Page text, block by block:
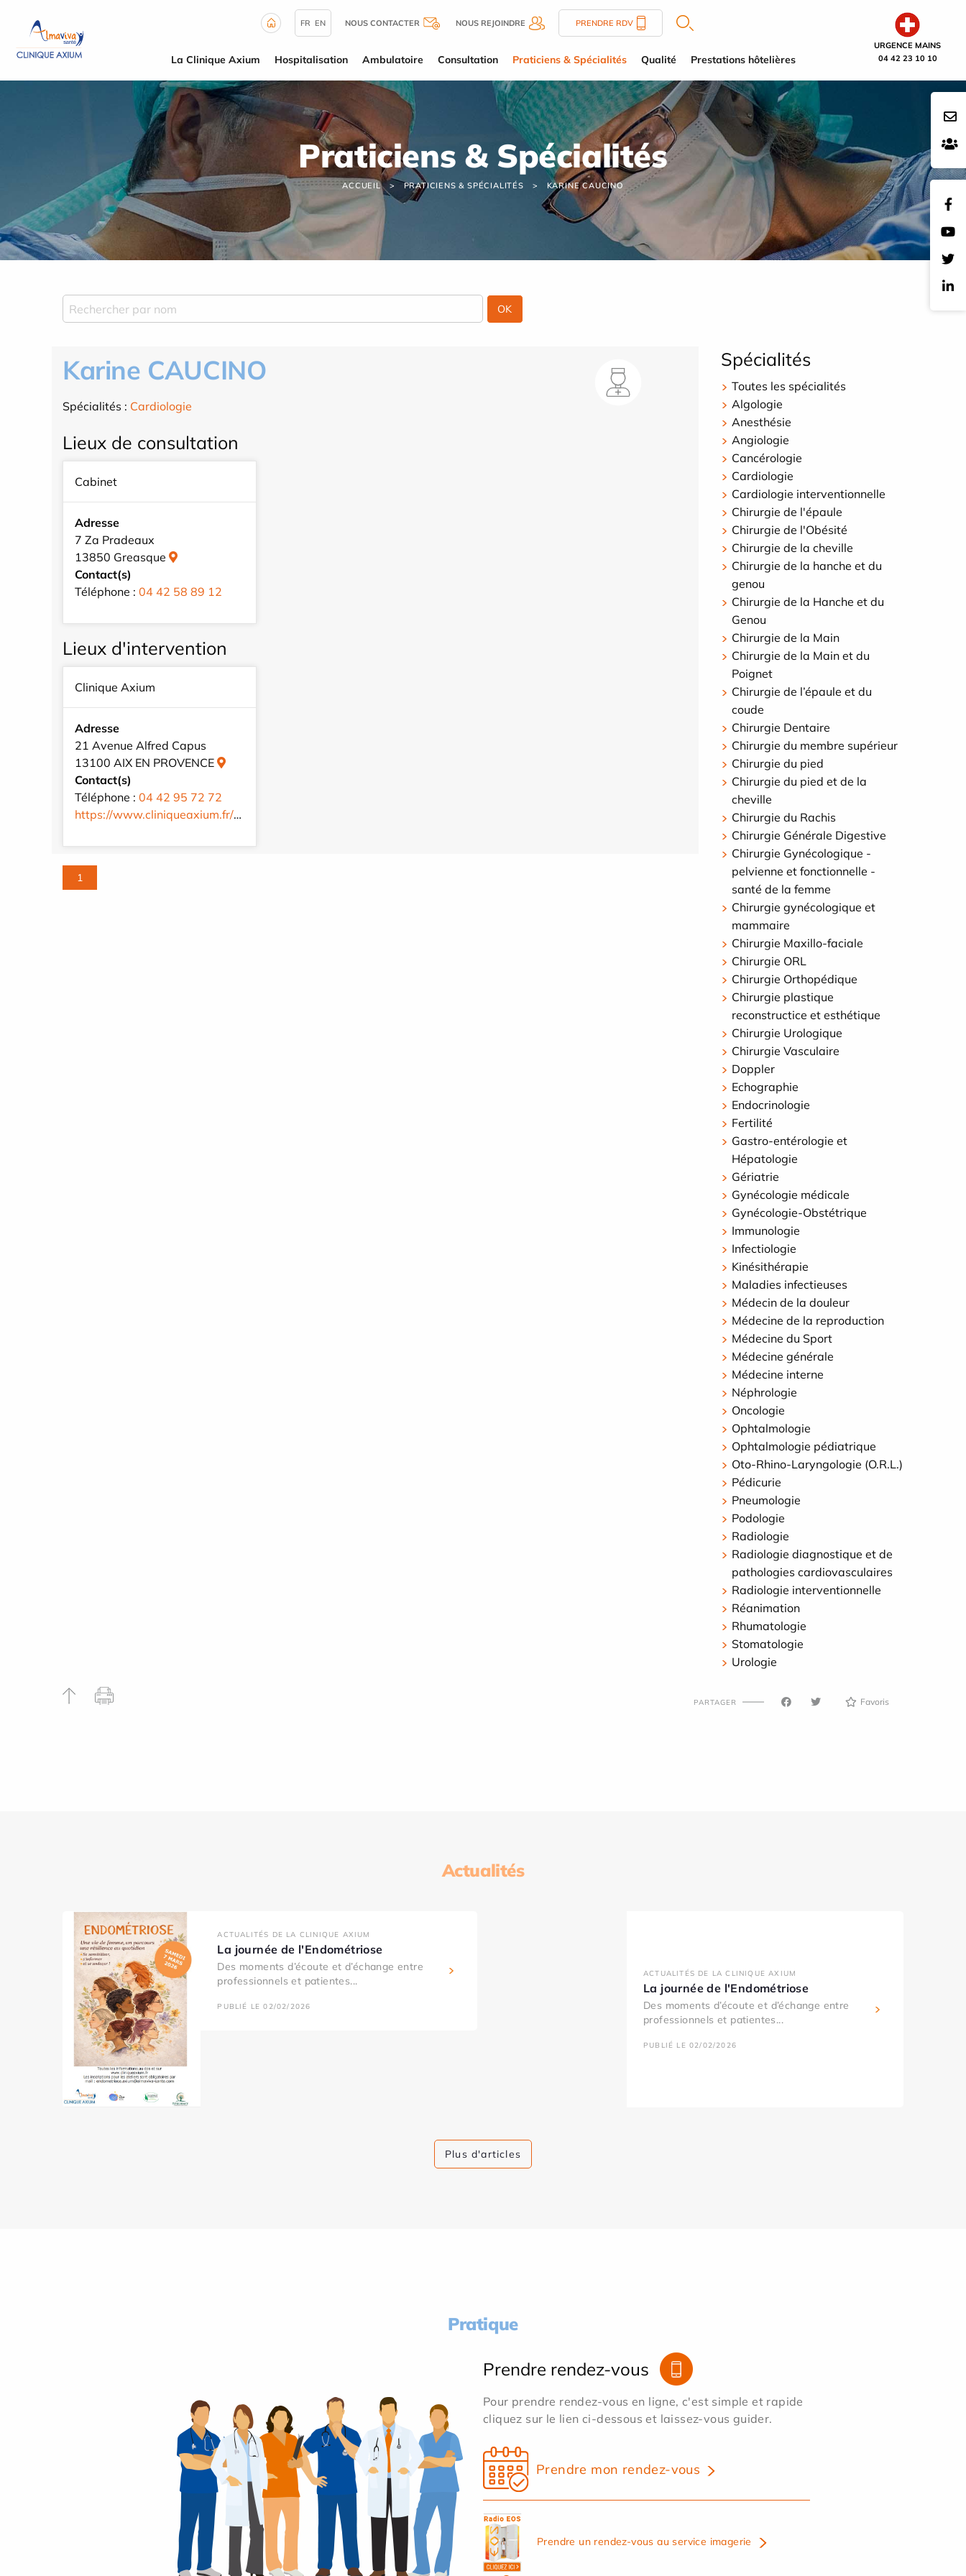
URGENCE MAINS
04 42 23 10 10
FR EN NOUS CONTACTER NOUS REJOINDRE PRENDRE RDV
La Clinique Axium Hospitalisation Ambulatoire Consultation Praticiens & Spécialités Qualité Prestations hôtelières
Praticiens & Spécialités
ACCUEIL PRATICIENS & SPÉCIALITÉS KARINE CAUCINO
Karine CAUCINO
Spécialités : Cardiologie
Lieux de consultation
Cabinet
Adresse
7 Za Pradeaux
13850 Greasque
Contact(s)
Téléphone : 04 42 58 89 12
Lieux d'intervention
Clinique Axium
Adresse
21 Avenue Alfred Capus
13100 AIX EN PROVENCE
Contact(s)
Téléphone : 04 42 95 72 72
https://www.cliniqueaxium.fr/fr/
1
Spécialités
Toutes les spécialités
Algologie
Anesthésie
Angiologie
Cancérologie
Cardiologie
Cardiologie interventionnelle
Chirurgie de l'épaule
Chirurgie de l'Obésité
Chirurgie de la cheville
Chirurgie de la hanche et du
genou
Chirurgie de la Hanche et du
Genou
Chirurgie de la Main
Chirurgie de la Main et du
Poignet
Chirurgie de l’épaule et du
coude
Chirurgie Dentaire
Chirurgie du membre supérieur
Chirurgie du pied
Chirurgie du pied et de la
cheville
Chirurgie du Rachis
Chirurgie Générale Digestive
Chirurgie Gynécologique -
pelvienne et fonctionnelle -
santé de la femme
Chirurgie gynécologique et
mammaire
Chirurgie Maxillo-faciale
Chirurgie ORL
Chirurgie Orthopédique
Chirurgie plastique
reconstructice et esthétique
Chirurgie Urologique
Chirurgie Vasculaire
Doppler
Echographie
Endocrinologie
Fertilité
Gastro-entérologie et
Hépatologie
Gériatrie
Gynécologie médicale
Gynécologie-Obstétrique
Immunologie
Infectiologie
Kinésithérapie
Maladies infectieuses
Médecin de la douleur
Médecine de la reproduction
Médecine du Sport
Médecine générale
Médecine interne
Néphrologie
Oncologie
Ophtalmologie
Ophtalmologie pédiatrique
Oto-Rhino-Laryngologie (O.R.L.)
Pédicurie
Pneumologie
Podologie
Radiologie
Radiologie diagnostique et de
pathologies cardiovasculaires
Radiologie interventionnelle
Réanimation
Rhumatologie
Stomatologie
Urologie
PARTAGER Favoris
Actualités
ACTUALITÉS DE LA CLINIQUE AXIUM
La journée de l'Endométriose
Des moments d’écoute et d’échange entre
professionnels et patientes...
PUBLIÉ LE 02/02/2026
ACTUALITÉS DE LA CLINIQUE AXIUM
La journée de l'Endométriose
Des moments d’écoute et d’échange entre
professionnels et patientes...
PUBLIÉ LE 02/02/2026
Plus d'articles
Pratique
Prendre rendez-vous
Pour prendre rendez-vous en ligne, c'est simple et rapide
cliquez sur le lien ci-dessous et laissez-vous guider.
Prendre mon rendez-vous
Prendre un rendez-vous au service imagerie